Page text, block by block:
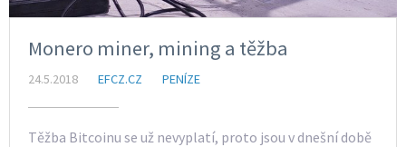
Monero miner, mining a těžba
24.5.2018 EFCZ.CZ PENÍZE
Těžba Bitcoinu se už nevyplatí, proto jsou v dnešní době